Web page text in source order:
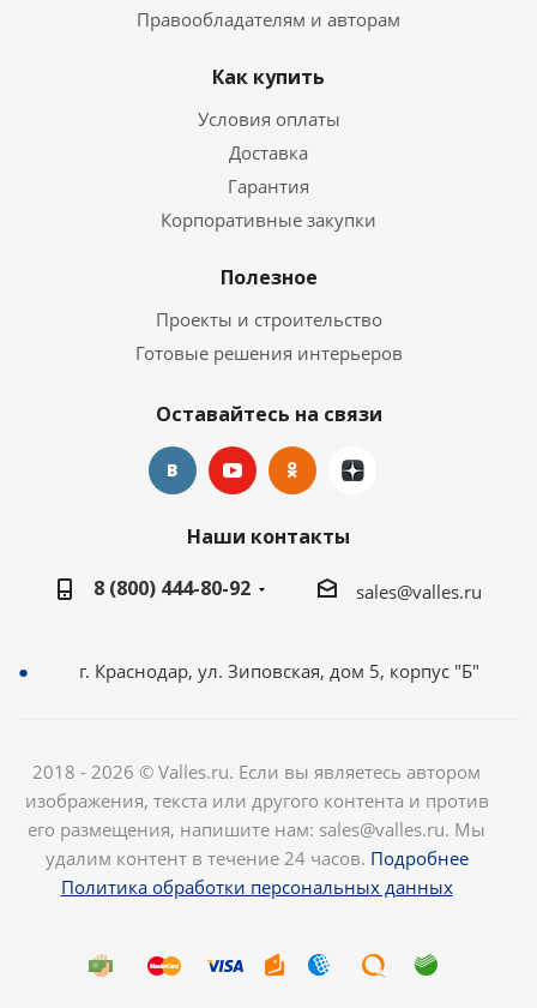
Правообладателям и авторам
Как купить
Условия оплаты
Доставка
Гарантия
Корпоративные закупки
Полезное
Проекты и строительство
Готовые решения интерьеров
Оставайтесь на связи
Наши контакты
8 (800) 444-80-92
sales@valles.ru
г. Краснодар, ул. Зиповская, дом 5, корпус "Б"
2018 - 2026 © Valles.ru. Если вы являетесь автором
изображения, текста или другого контента и против
его размещения, напишите нам: sales@valles.ru. Мы
удалим контент в течение 24 часов. Подробнее
Политика обработки персональных данных